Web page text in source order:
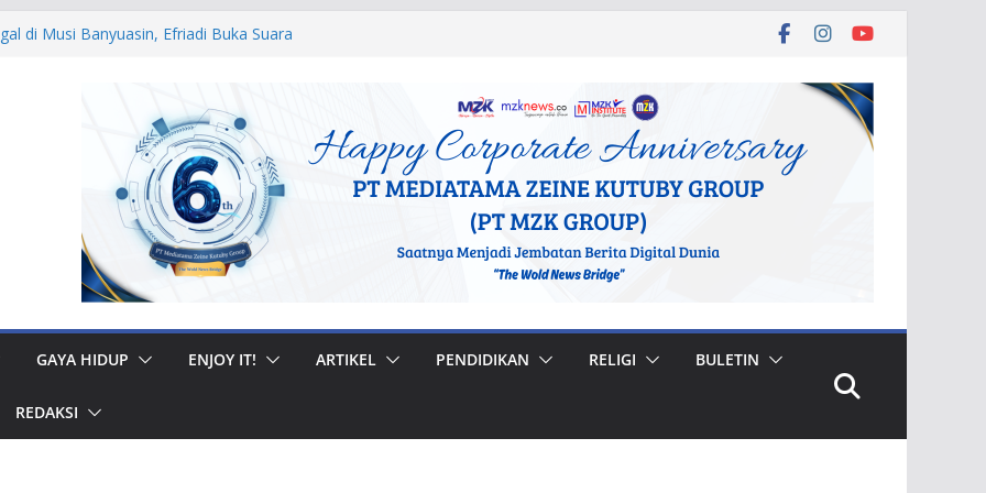
di Musi Banyuasin, Efriadi Buka Suara
Rumah di Gunung Kerinci, Anggota
Bantuan Tepat Sasaran
Bupati Bursah Zarnubi Inisiasi
di Kota Lahat
Muhidi Ajak Masyarakat Bangun
Jaga Ketertiban Sosial
GAYA HIDUP ENJOY IT! ARTIKEL PENDIDIKAN RELIGI BULETIN
REDAKSI